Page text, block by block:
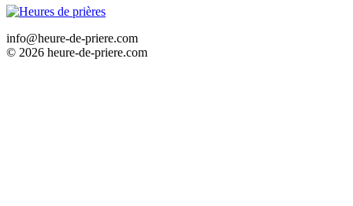
info@heure-de-priere.com
© 2026 heure-de-priere.com